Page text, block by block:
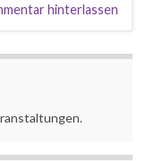
hinterlassen